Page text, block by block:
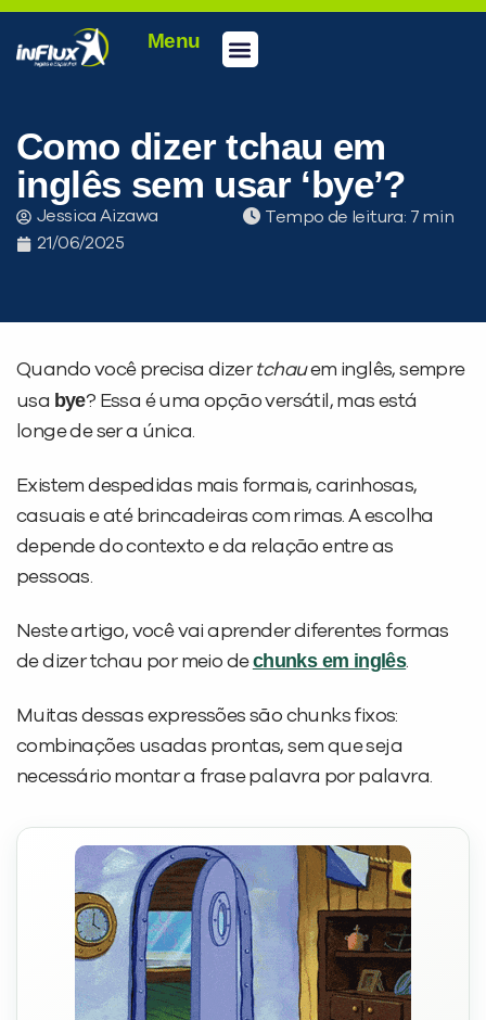
Menu
Como dizer tchau em
inglês sem usar ‘bye’?
Jessica Aizawa
21/06/2025
Tempo de leitura:
Quando você precisa dizer tchauem inglês, sempre
usa bye? Essa é uma opção versátil, mas está
longe de ser a única.
Existem despedidas mais formais, carinhosas,
casuais e até brincadeiras com rimas. A escolha
depende do contexto e da relação entre as
pessoas.
Neste artigo, você vai aprender diferentes formas
de dizer tchau por meio dechunks em inglês.
Muitas dessas expressões são chunks fixos:
combinações usadas prontas, sem que seja
necessário montar a frase palavra por palavra.